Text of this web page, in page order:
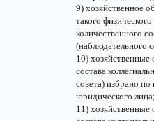
9) хозяйственное
такого
количественного
(наблюдательного
10) хозяйственные
состава
совета) избрано
юридического
11) хозяйственные